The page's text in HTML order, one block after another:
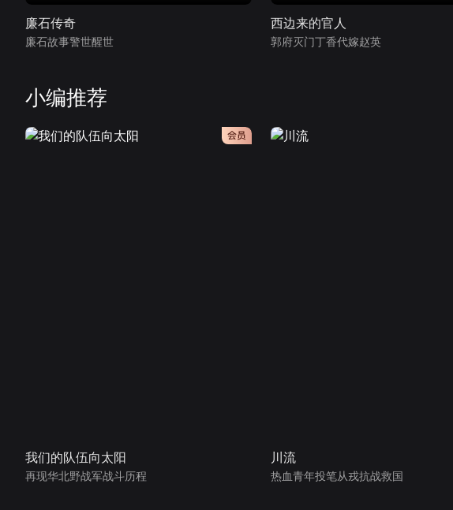
廉石传奇
廉石故事警世醒世
西边来的官人
郭府灭门丁香代嫁赵英
小编推荐
会员
我们的队伍向太阳
再现华北野战军战斗历程
川流
热血青年投笔从戎抗战救国